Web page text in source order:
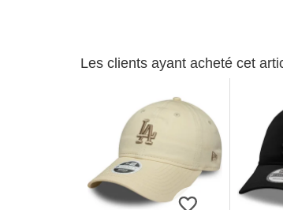
Les clients ayant acheté cet